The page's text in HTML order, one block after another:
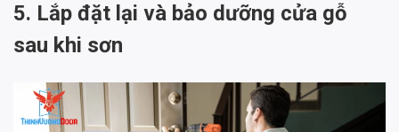
5. Lắp đặt lại và bảo dưỡng cửa gỗ
sau khi sơn